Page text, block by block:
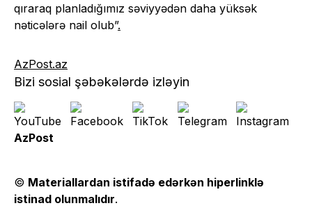
qıraraq planladığımız səviyyədən daha yüksək
nəticələrə nail olub”.
AzPost.az
Bizi sosial şəbəkələrdə izləyin
AzPost
© Materiallardan istifadə edərkən hiperlinklə
istinad olunmalıdır.